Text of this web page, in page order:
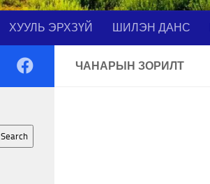
ХУУЛЬ ЭРХЗҮЙ ШИЛЭН ДАНС
ЧАНАРЫН ЗОРИЛТ
Search